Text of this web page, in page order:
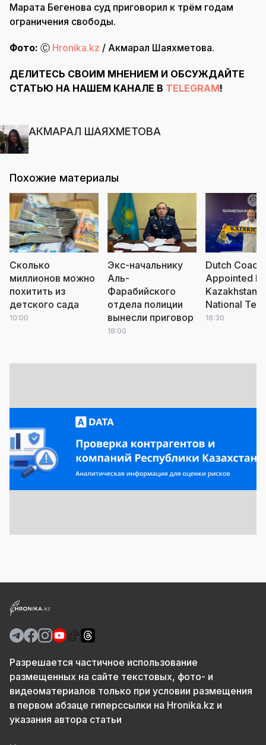
Марата Бегенова суд приговорил к трём годам
ограничения свободы.
Фото: Ⓒ Hronika.kz / Акмарал Шаяхметова.
ДЕЛИТЕСЬ СВОИМ МНЕНИЕМ И ОБСУЖДАЙТЕ
СТАТЬЮ НА НАШЕМ КАНАЛЕ В TELEGRAM!
АКМАРАЛ ШАЯХМЕТОВА
Похожие материалы
Сколько
миллионов можно
похитить из
детского сада
10:00
Экс-начальнику
Аль-
Фарабийского
отдела полиции
вынесли приговор
18:00
Dutch Coach
Appointed
Kazakhstan
National
16:30
Разрешается частичное использование
размещенных на сайте текстовых, фото- и
видеоматериалов только при условии размещения
в первом абзаце гиперссылки на Hronika.kz и
указания автора статьи